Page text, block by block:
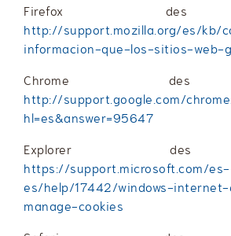
Firefox des
http://support.mozilla.org/es/kb/
informacion-que-los-sitios-web-
Chrome des
http://support.google.com/
hl=es&answer=95647
Explorer des
https://support.microsoft.com/es-
es/help/17442/windows-
manage-cookies